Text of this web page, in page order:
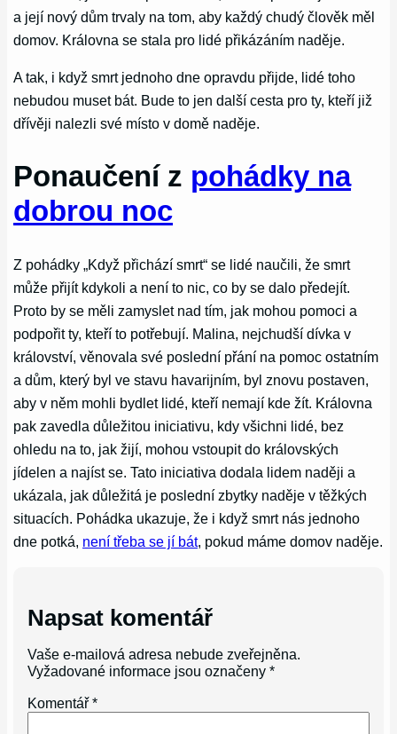
a její nový dům trvaly na tom, aby každý chudý člověk měl
domov. Královna se stala pro lidé přikázáním naděje.
A tak, i když smrt jednoho dne opravdu přijde, lidé toho
nebudou muset bát. Bude to jen další cesta pro ty, kteří již
dřívěji nalezli své místo v domě naděje.
Ponaučení z pohádky na
dobrou noc
Z pohádky „Když přichází smrt“ se lidé naučili, že smrt
může přijít kdykoli a není to nic, co by se dalo předejít.
Proto by se měli zamyslet nad tím, jak mohou pomoci a
podpořit ty, kteří to potřebují. Malina, nejchudší dívka v
království, věnovala své poslední přání na pomoc ostatním
a dům, který byl ve stavu havarijním, byl znovu postaven,
aby v něm mohli bydlet lidé, kteří nemají kde žít. Královna
pak zavedla důležitou iniciativu, kdy všichni lidé, bez
ohledu na to, jak žijí, mohou vstoupit do královských
jídelen a najíst se. Tato iniciativa dodala lidem naději a
ukázala, jak důležitá je poslední zbytky naděje v těžkých
situacích. Pohádka ukazuje, že i když smrt nás jednoho
dne potká, není třeba se jí bát, pokud máme domov naděje.
Napsat komentář
Vaše e-mailová adresa nebude zveřejněna.
Vyžadované informace jsou označeny*
Komentář*